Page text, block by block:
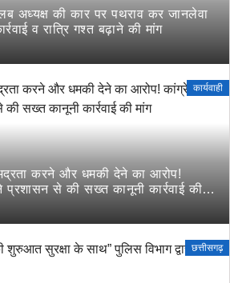
अध्यक्ष की कार पर पथराव कर जानलेवा
व रात्रि गश्त बढ़ाने की मांग
कार्यवाही
करने और धमकी देने का आरोप!
प्रशासन से की सख्त कानूनी कार्रवाई की
छत्तीसगढ़